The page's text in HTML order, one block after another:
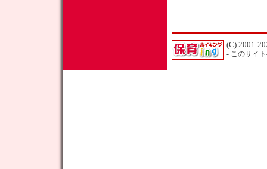
(C) 2001-
- このサイ